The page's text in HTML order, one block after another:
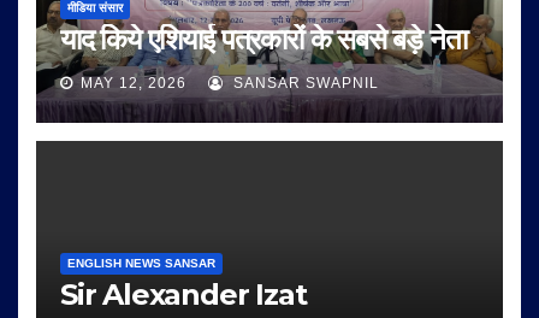
मीडिया संसार
याद किये एशियाई पत्रकारों के सबसे बड़े नेता
MAY 12, 2026 SANSAR SWAPNIL
ENGLISH NEWS SANSAR
Sir Alexander Izat